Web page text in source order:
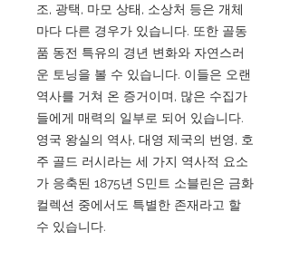
조, 광택, 마모 상태, 소상처 등은 개체
마다 다른 경우가 있습니다. 또한 골동
품 동전 특유의 경년 변화와 자연스러
운 토닝을 볼 수 있습니다. 이들은 오랜
역사를 거쳐 온 증거이며, 많은 수집가
들에게 매력의 일부로 되어 있습니다.
영국 왕실의 역사, 대영 제국의 번영, 호
주 골드 러시라는 세 가지 역사적 요소
가 응축된 1875년 S민트 소블린은 금화
컬렉션 중에서도 특별한 존재라고 할
수 있습니다.